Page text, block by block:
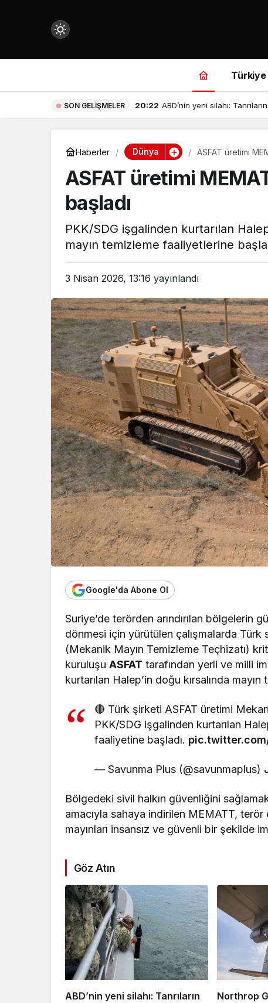
Mod
Türkiye
SON GELIŞMELER 19:22 Baykar’ın Kızılelma
Haberler Dünya ASFAT üretimi
ASFAT üretimi
başladı
PKK/SDG işgalinden kurtarılan
mayın temizleme faaliyetlerine
3 Nisan 2026, 13:16 yayınlandı
Google'da Abone Ol
Suriye’de terörden arındırılan bölgelerin
dönmesi için yürütülen çalışmalarda Türk
(Mekanik Mayın Temizleme Teçhizatı)
kuruluşuASFAT tarafından yerli ve milli
kurtarılan Halep’in doğu kırsalında
🔴 Türk şirketi ASFAT üretimi
PKK/SDG işgalinden kurtarılan
faaliyetine başladı.
— Savunma Plus (@savunmaplus)
Bölgedeki sivil halkın güvenliğini
amacıyla sahaya indirilen MEMATT, terör
mayınları insansız ve güvenli bir şekilde
Göz Atın
ABD’nin yeni silahı: Tanrıların
Northrop